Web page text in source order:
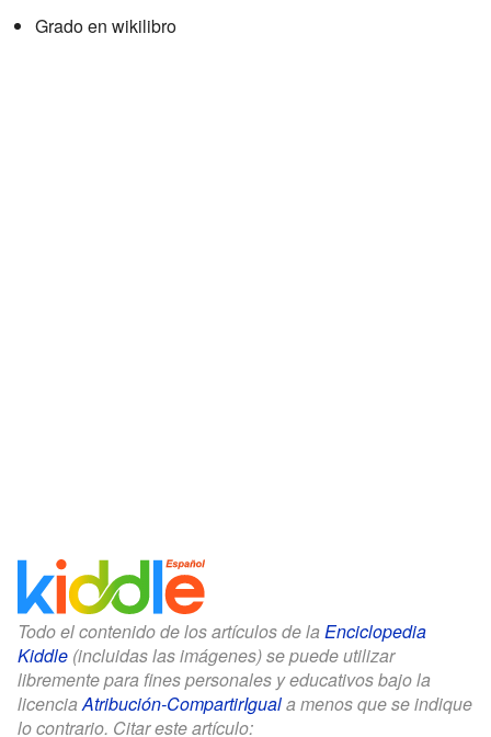
Grado en wikilibro
Todo el contenido de los artículos de la Enciclopedia
Kiddle (incluidas las imágenes) se puede utilizar
libremente para fines personales y educativos bajo la
licenciaAtribución-CompartirIguala menos que se indique
lo contrario. Citar este artículo: